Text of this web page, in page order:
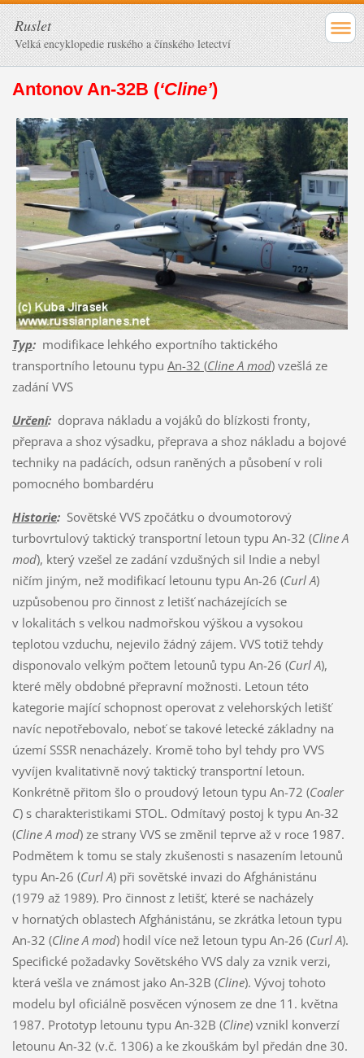
Ruslet
Velká encyklopedie ruského a čínského letectví
Antonov An-32B (‘Cline’)
Typ:modifikace lehkého exportního taktického
transportního letounu typu An-32 (Cline A mod)vzešlá ze
zadání VVS
Určení:doprava nákladu a vojáků do blízkosti fronty,
přeprava a shoz výsadku, přeprava a shoz nákladu a bojové
techniky na padácích, odsun raněných a působení v roli
pomocného bombardéru
Historie:Sovětské VVS zpočátku o dvoumotorový
turbovrtulový taktický transportní letoun typu An-32 (Cline A
mod), který vzešel ze zadání vzdušných sil Indie a nebyl
ničím jiným, než modifikací letounu typu An-26 (Curl A)
uzpůsobenou pro činnost z letišť nacházejících se
v lokalitách s velkou nadmořskou výškou a vysokou
teplotou vzduchu, nejevilo žádný zájem. VVS totiž tehdy
disponovalo velkým počtem letounů typu An-26 (Curl A),
které měly obdobné přepravní možnosti. Letoun této
kategorie mající schopnost operovat z velehorských letišť
navíc nepotřebovalo, neboť se takové letecké základny na
území SSSR nenacházely. Kromě toho byl tehdy pro VVS
vyvíjen kvalitativně nový taktický transportní letoun.
Konkrétně přitom šlo o proudový letoun typu An-72 (Coaler
C) s charakteristikami STOL. Odmítavý postoj k typu An-32
(Cline A mod) ze strany VVS se změnil teprve až v roce 1987.
Podmětem k tomu se staly zkušenosti s nasazením letounů
typu An-26 (Curl A) při sovětské invazi do Afghánistánu
(1979 až 1989). Pro činnost z letišť, které se nacházely
v hornatých oblastech Afghánistánu, se zkrátka letoun typu
An-32 (Cline A mod) hodil více než letoun typu An-26 (Curl A).
Specifické požadavky Sovětského VVS daly za vznik verzi,
která vešla ve známost jako An-32B (Cline). Vývoj tohoto
modelu byl oficiálně posvěcen výnosem ze dne 11. května
1987. Prototyp letounu typu An-32B (Cline) vznikl konverzí
letounu An-32 (v.č. 1306) a ke zkouškám byl předán dne 30.